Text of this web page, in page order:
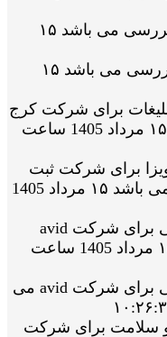
برای شرکت کایت در انتظار بررسی می باشد ۱۵
برای شرکت راشا در انتظار بررسی می باشد ۱۵
برای شرکت کرج
سرویس اتمام شده می باشد ۱۵ مرداد 1405 ساعت
ویزا برای شرکت ثبت
شرکت در دبی در حال انجام می باشد ۱۵ مرداد 1405
در زمینه روانشناسی و پزشکی برای شرکت avid
قیمت گذاری شده می باشد ۱۵ مرداد 1405 ساعت
در زمینه روانشناسی و پزشکی برای شرکت avid می
و سلامت برای شرکت